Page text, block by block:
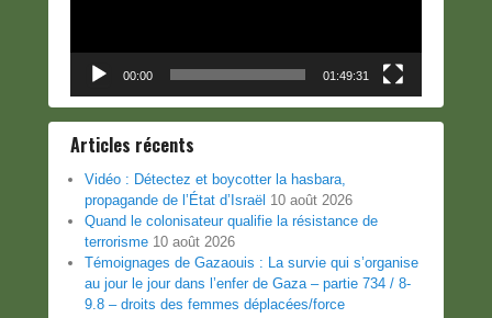
00:00 01:49:31
Articles récents
Vidéo : Détectez et boycotter la hasbara,
propagande de l’État d’Israël 10 août 2026
Quand le colonisateur qualifie la résistance de
terrorisme 10 août 2026
Témoignages de Gazaouis : La survie qui s’organise
au jour le jour dans l’enfer de Gaza – partie 734 / 8-
9.8 – droits des femmes déplacées/force